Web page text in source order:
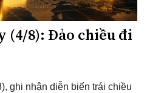
(4/8): Đảo chiều đi
ghi nhận diễn biến trái chiều